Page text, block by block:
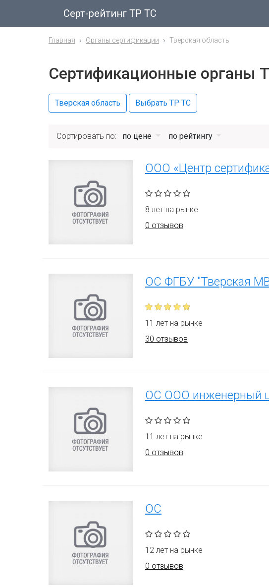
Серт-рейтинг ТР ТС
Главная Органы сертификации Тверская область
Сертификационные органы
Тверская область Выбрать ТР ТС
Сортировать по: по цене по рейтингу
ООО «Центр
8 лет на рынке
0 отзывов
ОС ФГБУ "Тверская
11 лет на рынке
30 отзывов
ОС ООО инженерный
11 лет на рынке
0 отзывов
ОС
12 лет на рынке
0 отзывов